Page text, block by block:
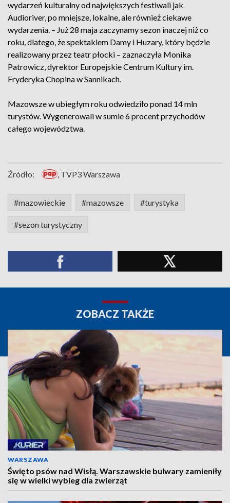
wydarzeń kulturalny od największych festiwali jak
Audioriver, po mniejsze, lokalne, ale również ciekawe
wydarzenia. – Już 28 maja zaczynamy sezon inaczej niż co
roku, dlatego, że spektaklem Damy i Huzary, który będzie
realizowany przez teatr płocki – zaznaczyła Monika
Patrowicz, dyrektor Europejskie Centrum Kultury im.
Fryderyka Chopina w Sannikach.
Mazowsze w ubiegłym roku odwiedziło ponad 14 mln
turystów. Wygenerowali w sumie 6 procent przychodów
całego województwa.
Źródło: , TVP3 Warszawa
#mazowieckie #mazowsze #turystyka
#sezon turystyczny
ZOBACZ TAKŻE
WARSZAWA
Święto psów nad Wisłą. Warszawskie bulwary zamieniły
się w wielki wybieg dla zwierząt